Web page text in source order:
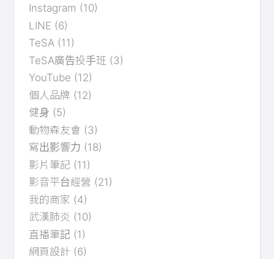
Instagram (10)
LINE (6)
TeSA (11)
TeSA廣告投手班 (3)
YouTube (12)
個人品牌 (12)
健身 (5)
動物森友會 (3)
寫出影響力 (18)
影片筆記 (11)
影音平台經營 (21)
我的商家 (4)
武漢肺炎 (10)
直播筆記 (1)
網頁設計 (6)